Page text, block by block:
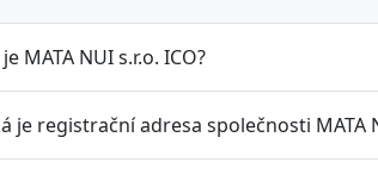
MATA NUI s.r.o. ICO?
je registrační adresa společnosti MATA